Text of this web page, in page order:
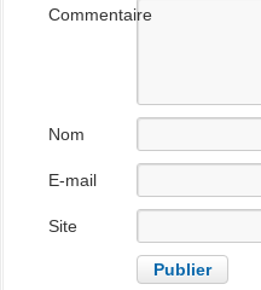
Commentaire
Nom
E-mail
Site